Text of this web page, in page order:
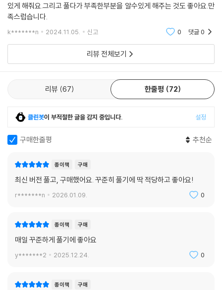
있게 해줘요.그리고 풀다가 부족한부분을 알수있게 해주는 것도 좋아요.만
족스럽습니다.
k*******n 2024.11.05. 신고 0 댓글0
리뷰 전체보기
리뷰 67 한줄평 72
클린봇이 부적절한 글을 감지 중입니다. 설정
구매한줄평 추천순
종이책 구매
최신 버전 풀고, 구매했어요. 꾸준히 풀기에 딱 적당하고 좋아요!
r*******n 2026.01.09. 0
종이책 구매
매일 꾸준하게 풀기에 좋아요
y*******2 2025.12.24. 0
종이책 구매